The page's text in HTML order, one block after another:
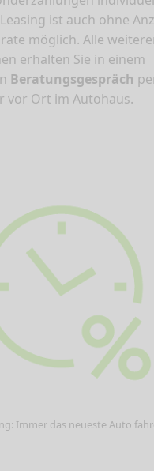
ist auch ohne
möglich. Alle
erhalten Sie in einem
Beratungsgespräch
vor Ort im Autohaus.
Immer das neueste Auto